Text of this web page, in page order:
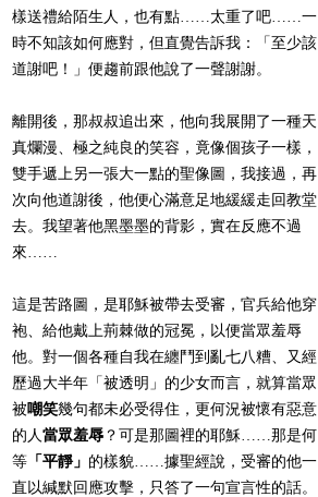
樣送禮給陌生人，也有點……太重了吧……一
時不知該如何應對，但直覺告訴我：「至少該
道謝吧！」便趨前跟他說了一聲謝謝。
離開後，那叔叔追出來，他向我展開了一種天
真爛漫、極之純良的笑容，竟像個孩子一樣，
雙手遞上另一張大一點的聖像圖，我接過，再
次向他道謝後，他便心滿意足地緩緩走回教堂
去。我望著他黑墨墨的背影，實在反應不過
來……
這是苦路圖，是耶穌被帶去受審，官兵給他穿
袍、給他戴上荊棘做的冠冕，以便當眾羞辱
他。對一個各種自我在纏鬥到亂七八糟、又經
歷過大半年「被透明」的少女而言，就算當眾
被嘲笑幾句都未必受得住，更何況被懷有惡意
的人當眾羞辱 ？可是那圖裡的耶穌……那是何
等 「平靜」 的樣貌……據聖經說，受審的他一
直以緘默回應攻擊，只答了一句宣言性的話。